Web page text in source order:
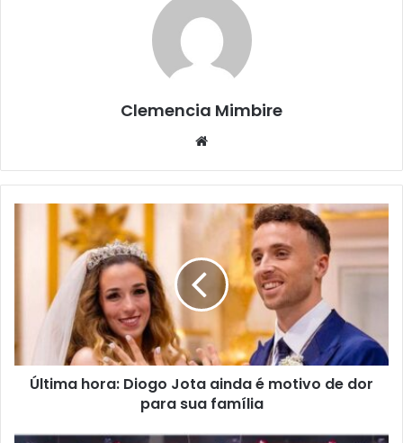
Clemencia Mimbire
Website
Última hora: Diogo Jota ainda é motivo de dor
para sua família